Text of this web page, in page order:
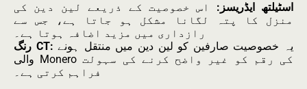
اسٹیلتھ ایڈریسز: اس خصوصیت کے ذریعے لین دین کی
منزل کا پتہ لگانا مشکل ہو جاتا ہے، جس سے
رازداری میں مزید اضافہ ہوتا ہے۔
رنگ CT: یہ خصوصیت صارفین کو لین دین میں منتقل ہونے
والی Monero کی رقم کو غیر واضح کرنے کی سہولت
فراہم کرتی ہے۔